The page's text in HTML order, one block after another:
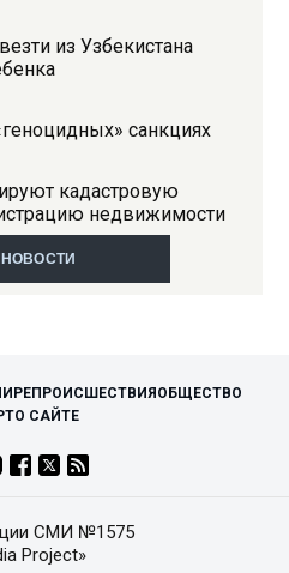
из Узбекистана
санкциях
кадастровую
недвижимости
ПРОИСШЕСТВИЯ ОБЩЕСТВО
О САЙТЕ
СМИ №1575
Project»